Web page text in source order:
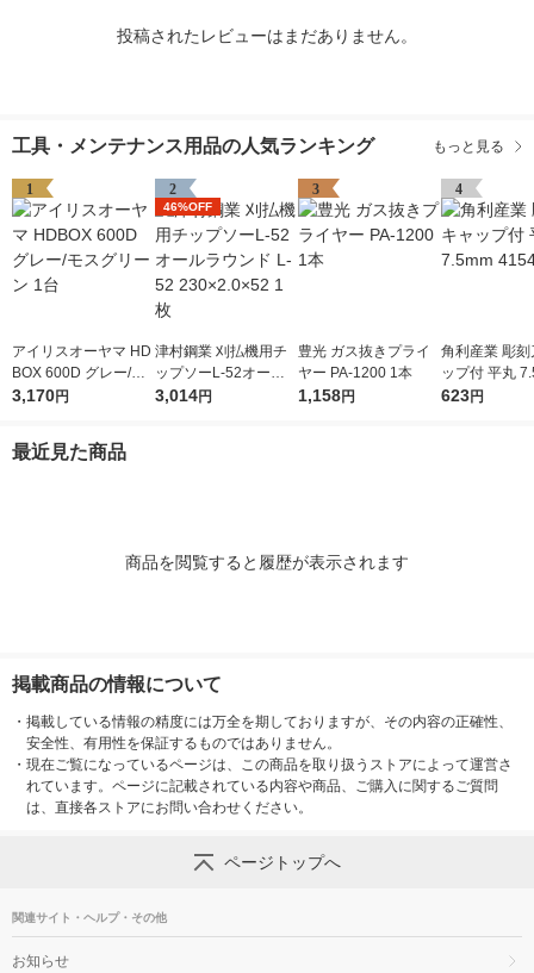
投稿されたレビューはまだありません。
工具・メンテナンス用品の人気ランキング もっと見る
1
アイリスオーヤマ HD
BOX 600D グレー/モ
スグリーン 1台
3,170円
2
46%OFF
津村鋼業 刈払機用チ
ップソーL-52オール
ラウンド L-52 230×2.
3,014円
3
豊光 ガス抜きプライ
ヤー PA-1200 1本
1,158円
4
角利産業 彫刻
ップ付 平丸
541 1個
623円
最近見た商品
商品を閲覧すると履歴が表示されます
掲載商品の情報について
・ 掲載している情報の精度には万全を期しておりますが、その内容の正確性、
安全性、有用性を保証するものではありません。
・ 現在ご覧になっているページは、この商品を取り扱うストアによって運営さ
れています。ページに記載されている内容や商品、ご購入に関するご質問
は、直接各ストアにお問い合わせください。
ページトップへ
関連サイト・ヘルプ・その他
お知らせ